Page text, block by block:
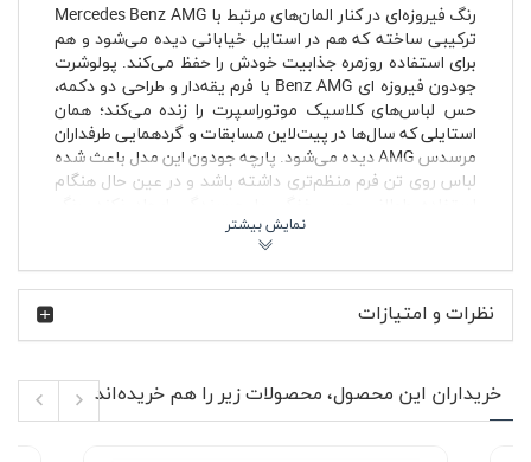
رنگ فیروزه‌ای در کنار المان‌های مرتبط با Mercedes Benz AMG
ترکیبی ساخته که هم در استایل خیابانی دیده می‌شود و هم
برای استفاده روزمره جذابیت خودش را حفظ می‌کند. پولوشرت
جودون فیروزه ای Benz AMG با فرم یقه‌دار و طراحی دو دکمه،
حس لباس‌های کلاسیک موتوراسپرت را زنده می‌کند؛ همان
استایلی که سال‌ها در پیت‌لاین مسابقات و گردهمایی طرفداران
مرسدس AMG دیده می‌شود. پارچه جودون این مدل باعث شده
لباس روی تن فرم منظم‌تری داشته باشد و در عین حال هنگام
فیروزه‌ای این پولوشرت در کنار شلوار جین ذغالی، شلوار کتان
سفید یا حتی اسلش مشکی ترکیب جذابی می‌سازد و برای خانم
ها و آقایان قابل استفاده است.
AMG در دنیای مرسدس بنز فقط یک نام ساده نیست؛ بخشی از
قدرتمند و جزئیات مسابقه‌ای علاقه دارند و همین فضا در
لباس‌های مرتبط با این برند هم دیده می‌شود. روی این
پولوشرت، چاپ لوگوی BENZ AMG در بخش جلویی لباس قرار
نظرات و امتیازات
خریداران این محصول، محصولات زیر را هم خریده‌اند